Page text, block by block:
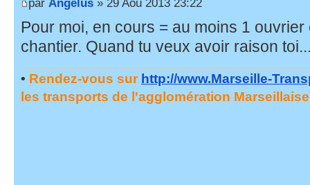
Pour moi, en cours = au moins 1
chantier. Quand tu veux avoir raison
• Rendez-vous sur http://www.Marseille-
les transports de l'agglomération